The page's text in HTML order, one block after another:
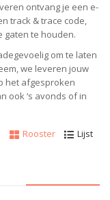
ontvang je een e-
track & trace code,
gaten te houden.
om te laten
we leveren jouw
het afgesproken
ook ‘s avonds of in
Rooster
Lijst